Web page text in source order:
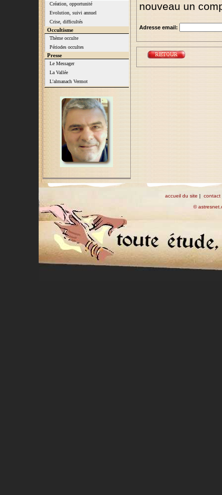
Création, opportunité
Evolution, suivi annuel
Crise, difficultés
Occultisme
Thème occulte
Périodes occultes
Presse
Le Messager
La Vallée
L'almanach Vermot
nouveau un
Adresse email:
accueil du site | contact
©